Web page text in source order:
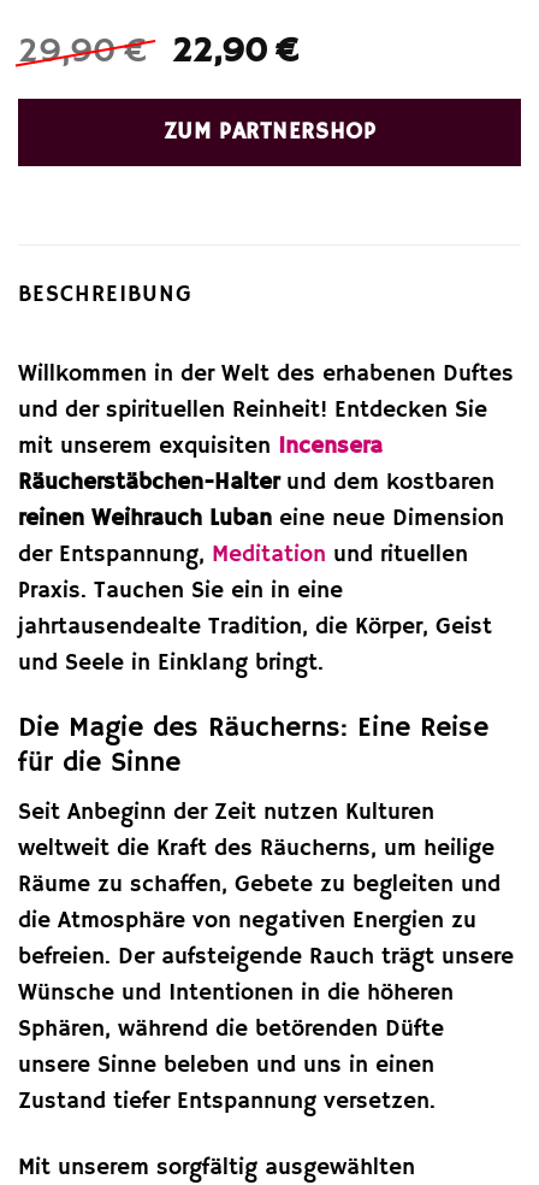
29,90€ Ursprünglicher
war:
29,90 €
22,90€Aktueller
ist:
22,90 €.
ZUM PARTNERSHOP
BESCHREIBUNG
Willkommen in der Welt des erhabenen Duftes
und der spirituellen Reinheit! Entdecken Sie
mit unserem exquisiten Incensera
Räucherstäbchen-Halterund dem kostbaren
reinen Weihrauch Luban eine neue Dimension
der Entspannung, Meditation und rituellen
Praxis. Tauchen Sie ein in eine
jahrtausendealte Tradition, die Körper, Geist
und Seele in Einklang bringt.
Die Magie des Räucherns: Eine Reise
für die Sinne
Seit Anbeginn der Zeit nutzen Kulturen
weltweit die Kraft des Räucherns, um heilige
Räume zu schaffen, Gebete zu begleiten und
die Atmosphäre von negativen Energien zu
befreien. Der aufsteigende Rauch trägt unsere
Wünsche und Intentionen in die höheren
Sphären, während die betörenden Düfte
unsere Sinne beleben und uns in einen
Zustand tiefer Entspannung versetzen.
Mit unserem sorgfältig ausgewählten